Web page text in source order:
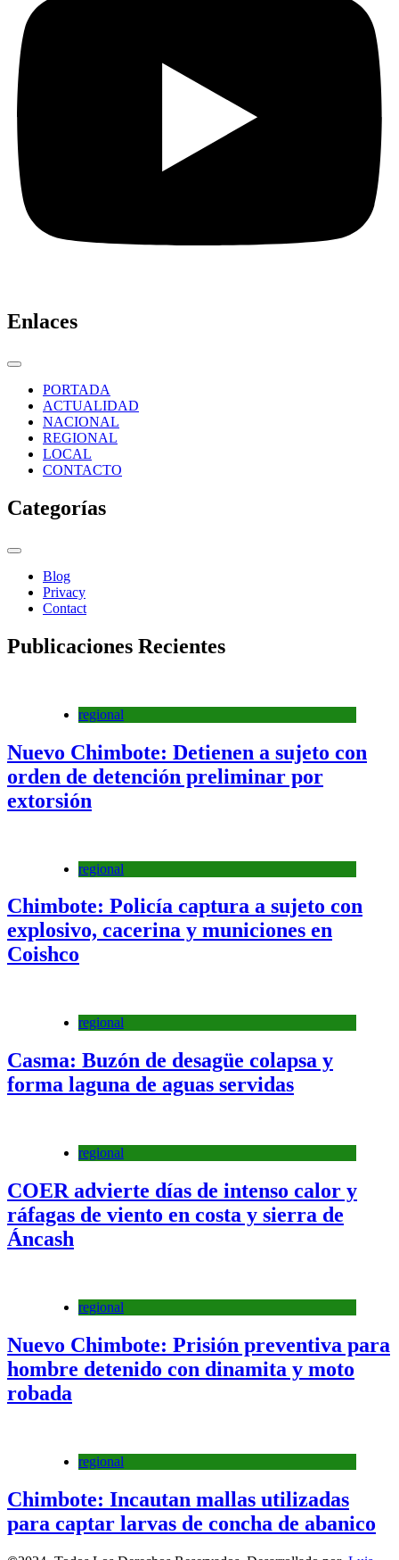
Enlaces
PORTADA
ACTUALIDAD
NACIONAL
REGIONAL
LOCAL
CONTACTO
Categorías
Blog
Privacy
Contact
Publicaciones Recientes
regional
Nuevo Chimbote: Detienen a sujeto con
orden de detención preliminar por
extorsión
regional
Chimbote: Policía captura a sujeto con
explosivo, cacerina y municiones en
Coishco
regional
Casma: Buzón de desagüe colapsa y
forma laguna de aguas servidas
regional
COER advierte días de intenso calor y
ráfagas de viento en costa y sierra de
Áncash
regional
Nuevo Chimbote: Prisión preventiva para
hombre detenido con dinamita y moto
robada
regional
Chimbote: Incautan mallas utilizadas
para captar larvas de concha de abanico